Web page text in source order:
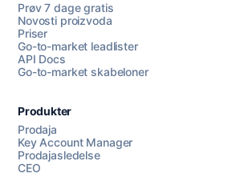
Prøv 7 dage gratis
Novosti proizvoda
Priser
Go-to-market leadlister
API Docs
Go-to-market skabeloner
Produkter
Prodaja
Key Account Manager
Prodajasledelse
CEO